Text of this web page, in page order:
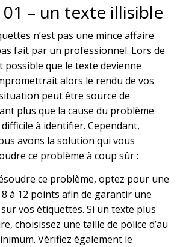
– un texte illisible
n’est pas une mince affaire
fait par un professionnel. Lors de
possible que le texte devienne
alors le rendu de vos
peut être source de
plus que la cause du problème
à identifier. Cependant,
avons la solution qui vous
ce problème à coup sûr :
ce problème, optez pour une
à 12 points afin de garantir une
vos étiquettes. Si un texte plus
choisissez une taille de police d’au
Vérifiez également le